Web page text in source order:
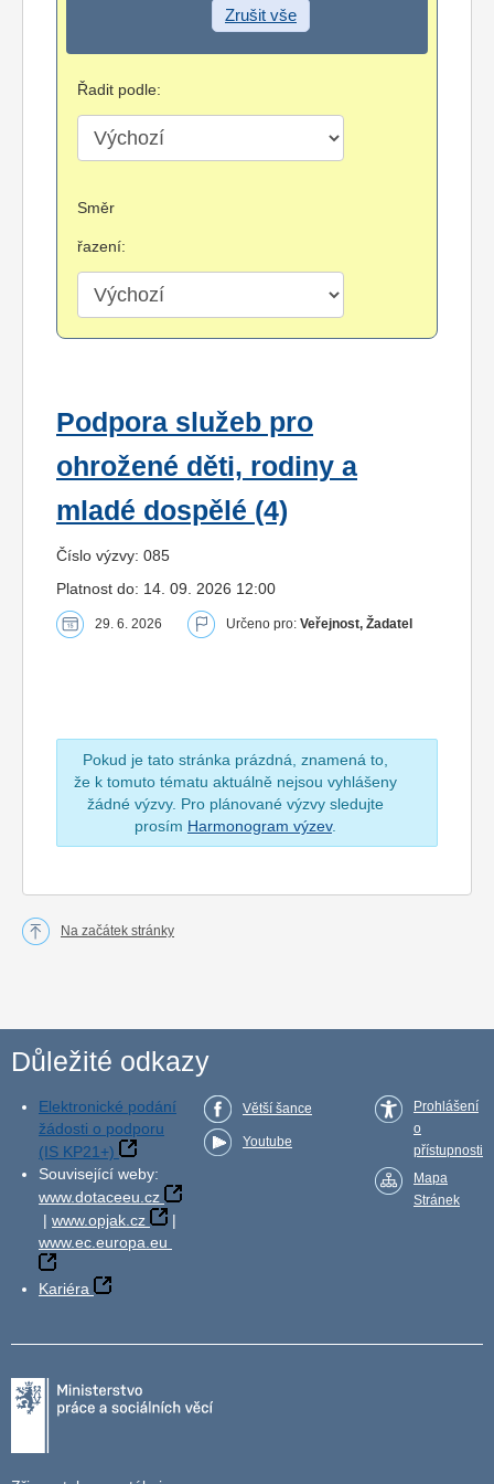
Zrušit vše
Řadit podle:
Směr
řazení:
Podpora služeb pro
ohrožené děti, rodiny a
mladé dospělé (4)
Číslo výzvy: 085
Platnost do: 14. 09. 2026 12:00
29. 6. 2026 Určeno pro: Veřejnost, Žadatel
Pokud je tato stránka prázdná, znamená to,
že k tomuto tématu aktuálně nejsou vyhlášeny
žádné výzvy. Pro plánované výzvy sledujte
prosím Harmonogram výzev.
Na začátek stránky
Důležité odkazy
Elektronické podání
žádosti o podporu
(IS KP21+)
Související weby:
www.dotaceeu.cz
| www.opjak.cz
|
www.ec.europa.eu
Kariéra
Větší šance
Youtube
Prohlášení
o
přístupnosti
Mapa
Stránek